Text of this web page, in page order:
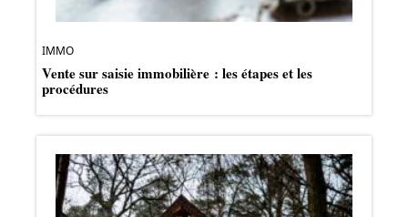
IMMO
Vente sur saisie immobilière : les étapes et les
procédures